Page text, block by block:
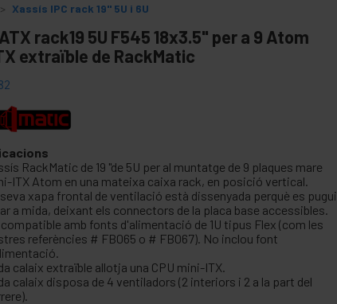
Xassís IPC rack 19" 5U i 6U
rack19 5U F545 18x3.5" per a 9 Atom
extraïble de RackMatic
RackMatic de 19 "de 5U per al muntatge de 9 plaques mare
ITX Atom en una mateixa caixa rack, en posició vertical.
xapa frontal de ventilació està dissenyada perquè es pugui
a mida, deixant els connectors de la placa base accessibles.
compatible amb fonts d'alimentació de 1U tipus Flex (com les
referències # FB065 o # FB067). No inclou font
calaix extraïble allotja una CPU mini-ITX.
calaix disposa de 4 ventiladors (2 interiors i 2 a la part del